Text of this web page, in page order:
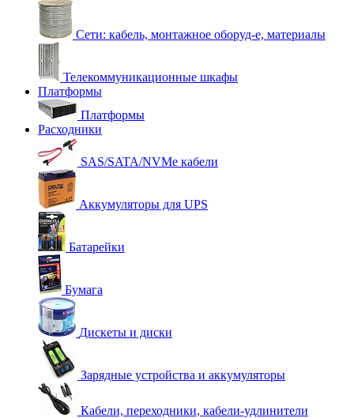
Сети: кабель, монтажное оборуд-е, материалы
Телекоммуникационные шкафы
Платформы
Платформы
Расходники
SAS/SATA/NVMe кабели
Аккумуляторы для UPS
Батарейки
Бумага
Дискеты и диски
Зарядные устройства и аккумуляторы
Кабели, переходники, кабели-удлинители